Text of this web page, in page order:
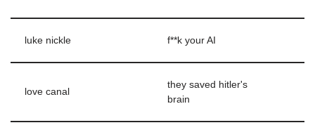
luke nickle f**k your AI
love canal
they saved hitler's
brain